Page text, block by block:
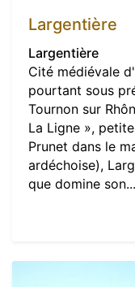
Largentière
Largentière
Cité médiévale
pourtant sous
Tournon sur
La Ligne »,
Prunet dans le
ardéchoise),
que domine son...